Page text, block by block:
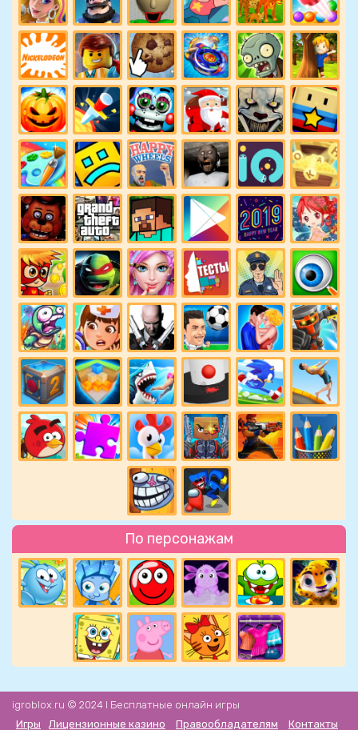
По персонажам
igroblox.ru © 2024 l Бесплатные онлайн игры
Игры
Лицензионные казино Правообладателям Контакты